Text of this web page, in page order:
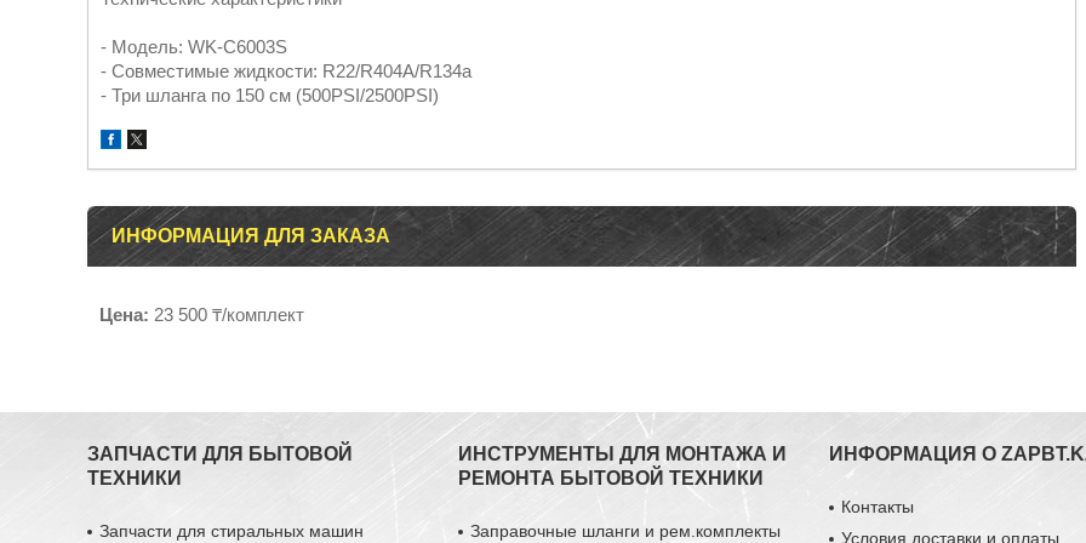
- Модель: WK-C6003S
- Совместимые жидкости: R22/R404A/R134a
- Три шланга по 150 см (500PSI/2500PSI)
ИНФОРМАЦИЯ ДЛЯ ЗАКАЗА
Цена: 23 500 ₸/комплект
ЗАПЧАСТИ ДЛЯ БЫТОВОЙ
ТЕХНИКИ
Запчасти для стиральных машин
ИНСТРУМЕНТЫ ДЛЯ МОНТАЖА И
РЕМОНТА БЫТОВОЙ ТЕХНИКИ
Заправочные шланги и рем.комплекты
ИНФОРМАЦИЯ О
Контакты
Условия доставки и оплаты